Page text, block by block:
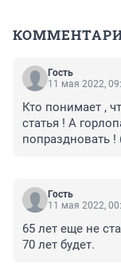
Гость
11 мая 2022,
Кто понимает ,
статья ! А
попраздновать !
Гость
11 мая 2022,
65 лет еще не
70 лет будет.